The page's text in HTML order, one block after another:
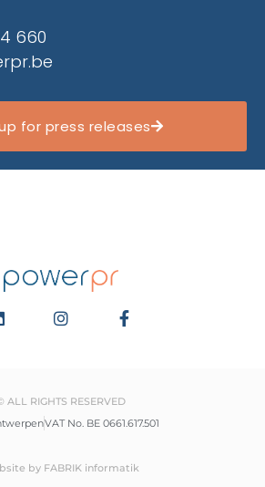
660
for press releases
ALL RIGHTS RESERVED
VAT No. BE 0661.617.501
by FABRIK informatik